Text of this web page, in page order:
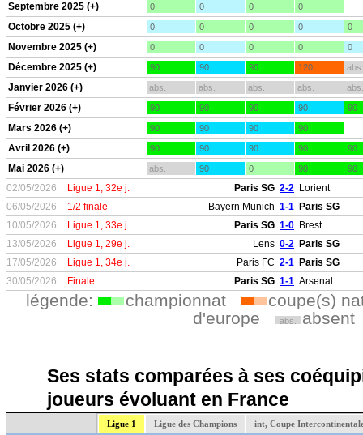
Septembre 2025 (+) 0 0 0 0
Octobre 2025 (+) 0 0 0 0 0
Novembre 2025 (+) 0 0 0 0 0
Décembre 2025 (+) 90 90 90 120 abs.
Janvier 2026 (+) abs. abs. abs. abs. abs.
Février 2026 (+) 90 90 90 90 90
Mars 2026 (+) 90 90 90 90
Avril 2026 (+) 90 90 90 90 90
Mai 2026 (+) abs. 90 0 90 90
02/05/2026 Ligue 1, 32e j. Paris SG 2-2 Lorient
06/05/2026
1/2 finale Bayern Munich 1-1 Paris SG
10/05/2026
Ligue 1, 33e j. Paris SG 1-0 Brest
13/05/2026
Ligue 1, 29e j. Lens 0-2 Paris SG
17/05/2026
Ligue 1, 34e j. Paris FC 2-1 Paris SG
30/05/2026
Finale Paris SG 1-1 Arsenal
légende: championnat
coupe(s)
d'europe
abs. absent
Ses stats comparées à ses
joueurs évoluant en France
Ligue 1 Ligue des Champions int, Coupe